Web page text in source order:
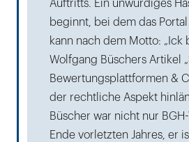
Auftritts. Ein unwürdiges
beginnt, bei dem das
kann nach dem Motto: „Ick
Wolfgang Büschers Artikel
Bewertungsplattformen &
der rechtliche Aspekt
Büscher war nicht nur
Ende vorletzten Jahres, er